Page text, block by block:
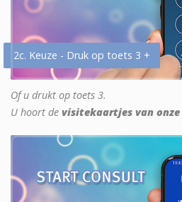
2c. Keuze - Druk op toets 3 +
Of u drukt op toets 3.
U hoort de visitekaartjes van onze